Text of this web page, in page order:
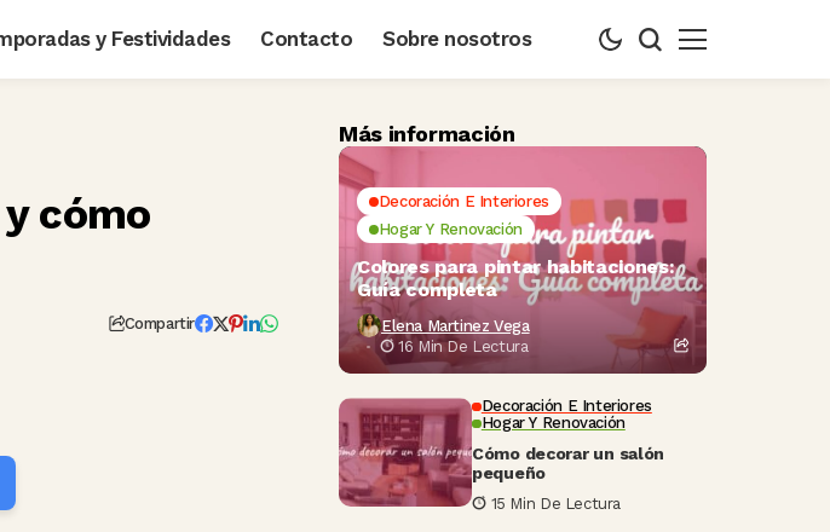
y Festividades Contacto Sobre nosotros
cómo
Compartir
Más información
Decoración E Interiores
Hogar Y Renovación
Colores para pintar habitaciones:
Guía completa
Elena Martinez Vega
16 Min De Lectura
Decoración E Interiores
Hogar Y Renovación
Cómo decorar un salón
pequeño
15 Min De Lectura